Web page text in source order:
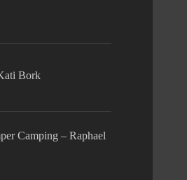
Bork
Camping – Raphael